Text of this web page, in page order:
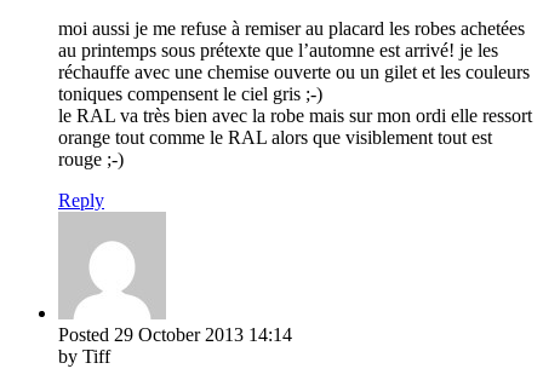
moi aussi je me refuse à remiser au placard les robes achetées
au printemps sous prétexte que l’automne est arrivé! je les
réchauffe avec une chemise ouverte ou un gilet et les couleurs
toniques compensent le ciel gris ;-)
le RAL va très bien avec la robe mais sur mon ordi elle ressort
orange tout comme le RAL alors que visiblement tout est
rouge ;-)
Reply
Posted 29 October 2013 14:14
by Tiff